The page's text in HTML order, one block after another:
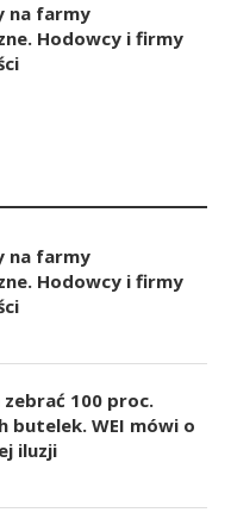
na farmy
Hodowcy i firmy
na farmy
Hodowcy i firmy
zebrać 100 proc.
butelek. WEI mówi o
iluzji